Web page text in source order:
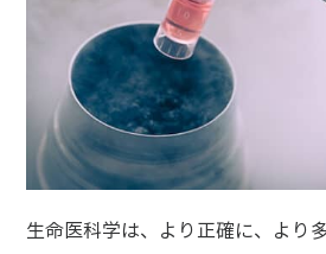
生命医科学は、より正確に、より